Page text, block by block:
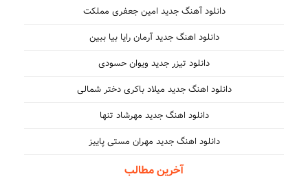
دانلود آهنگ جدید امین جعفری مملکت
دانلود اهنگ جدید آرمان رایا بیا ببین
دانلود تیزر جدید ویوان حسودی
دانلود اهنگ جدید میلاد باکری دختر شمالی
دانلود اهنگ جدید مهرشاد تنها
دانلود اهنگ جدید مهران مستی پاییز
آخرین مطالب